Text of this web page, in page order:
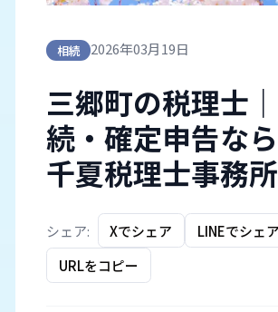
相続 2026年03月19日
三郷町の税理士
続・確定申告な
千夏税理士事務所
シェア: Xでシェア
LINEでシェア
URLをコピー